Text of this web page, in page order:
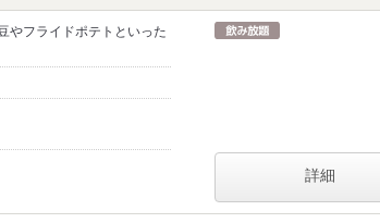
やフライドポテトといった
詳細